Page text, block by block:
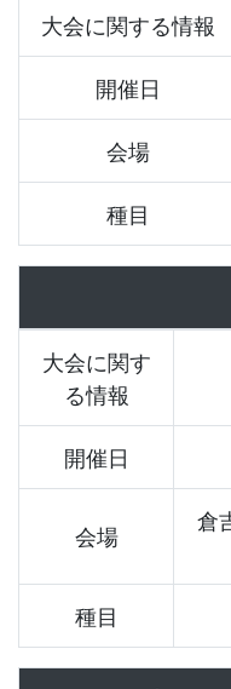
大会に関する情報
開催日
会場
種目
大会に関す
る情報
開催日
会場
倉
種目